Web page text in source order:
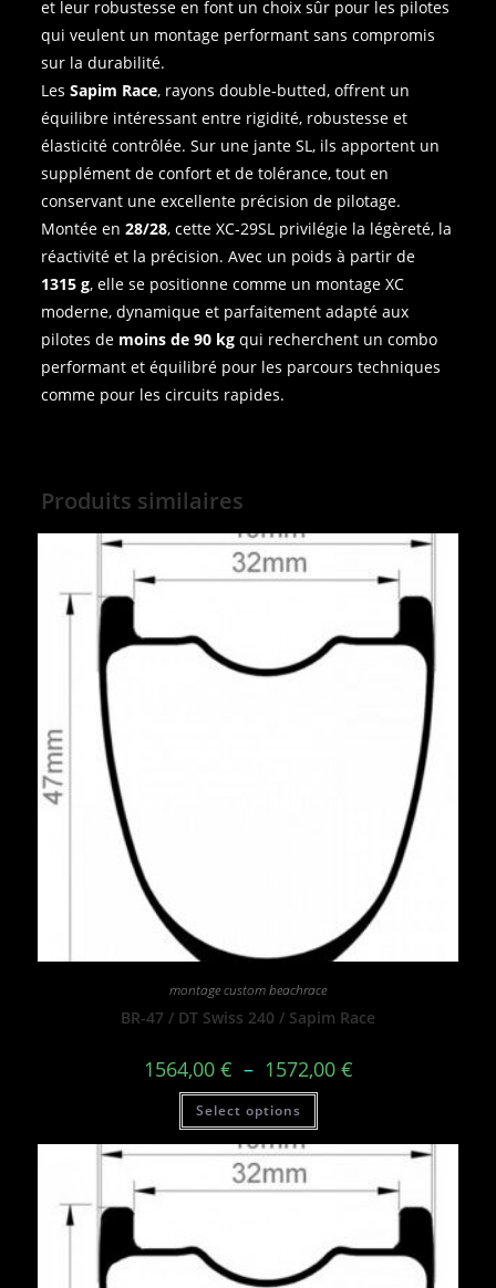
et leur robustesse en font un choix sûr pour les pilotes
qui veulent un montage performant sans compromis
sur la durabilité.
LesSapim Race, rayons double‑butted, offrent un
équilibre intéressant entre rigidité, robustesse et
élasticité contrôlée. Sur une jante SL, ils apportent un
supplément de confort et de tolérance, tout en
conservant une excellente précision de pilotage.
Montée en28/28, cette XC‑29SL privilégie la légèreté, la
réactivité et la précision. Avec un poids à partir de
1315 g, elle se positionne comme un montage XC
moderne, dynamique et parfaitement adapté aux
pilotes de moins de 90 kg qui recherchent un combo
performant et équilibré pour les parcours techniques
comme pour les circuits rapides.
Produits similaires
montage custom beachrace
BR-47 / DT Swiss 240 / Sapim Race
1564,00 € – 1572,00 €
Select options